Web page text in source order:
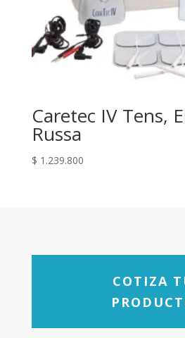
Caretec IV Tens,
Russa
$ 1.239.800
COTIZA